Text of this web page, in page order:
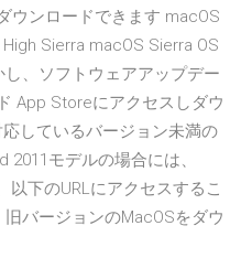
ウンロードできます macOS
Sierra macOS Sierra OS
、ソフトウェアアップデー
App Storeにアクセスしダウ
しているバージョン未満の
2011モデルの場合には、
以下のURLにアクセスするこ
バージョンのMacOSをダウ